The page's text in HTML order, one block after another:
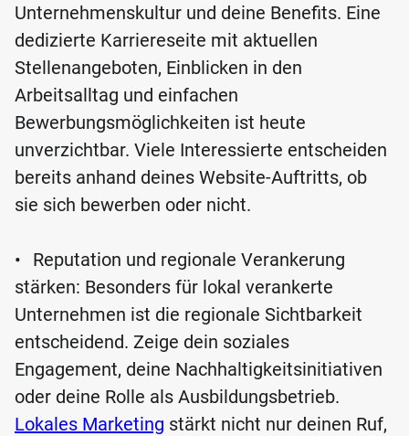
Unternehmenskultur und deine Benefits. Eine
dedizierte Karriereseite mit aktuellen
Stellenangeboten, Einblicken in den
Arbeitsalltag und einfachen
Bewerbungsmöglichkeiten ist heute
unverzichtbar. Viele Interessierte entscheiden
bereits anhand deines Website-Auftritts, ob
sie sich bewerben oder nicht.
•
Reputation und regionale Verankerung
stärken: Besonders für lokal verankerte
Unternehmen ist die regionale Sichtbarkeit
entscheidend. Zeige dein soziales
Engagement, deine Nachhaltigkeitsinitiativen
oder deine Rolle als Ausbildungsbetrieb.
Lokales Marketing stärkt nicht nur deinen Ruf,